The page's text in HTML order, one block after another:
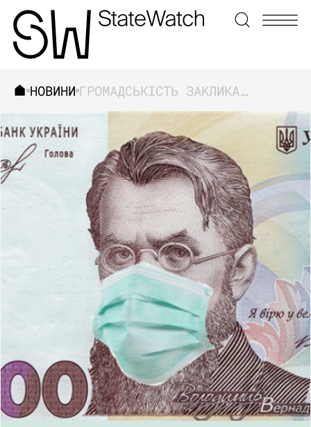
ЗНАЙТИ
НОВИНИ ГРОМАДСЬКІСТЬ ЗАКЛИКАЄ ПЕРЕРОЗПОДІЛИТИ КОШТИ З COVID-ФОНДУ НА МЕДИЧНІ ЗАХОДИ ПРОТИДІЇ КОРОНАВІРУСУ